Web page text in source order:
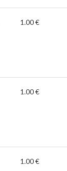
1.00 €
1.00 €
1.00 €